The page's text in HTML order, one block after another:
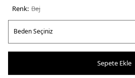
Renk: bej
Sepete Ekle